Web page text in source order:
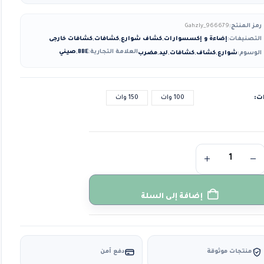
رمز المنتج:Gahzly_966679
التصنيفات:إضاءة و إكسسوارات,كشاف شوارع,كشافات,كشافات خارجى
الوسوم:شوارع,كشاف,كشافات,ليد,مضربالعلامة التجارية:BBE
,صيني
100 وات 150 وات
إضافة إلى السلة
منتجات موثوقة دفع آمن